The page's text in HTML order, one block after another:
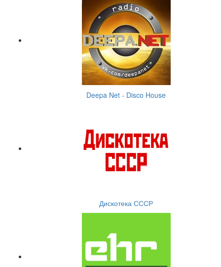
Deepa Net - Disco House
Дискотека СССР